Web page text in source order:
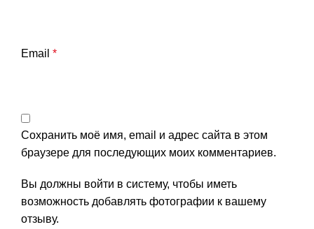
Email *
Сохранить моё имя, email и адрес сайта в этом
браузере для последующих моих комментариев.
Вы должны войти в систему, чтобы иметь
возможность добавлять фотографии к вашему
отзыву.